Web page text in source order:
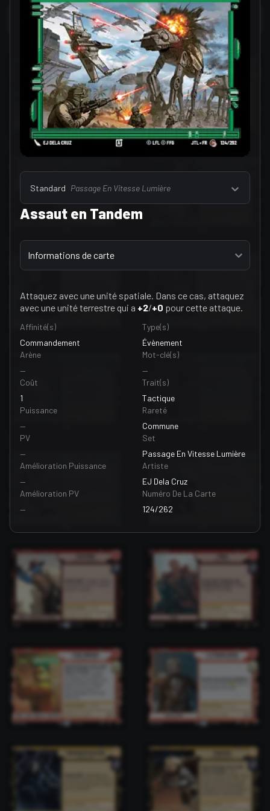
Sélectionner un onglet
Leaders (172)
Standard Passage En Vitesse Lumière
Assaut en Tandem
Sélectionner un onglet
Informations de carte
Attaquez avec une unité spatiale. Dans ce cas, attaquez
avec une unité terrestre qui a +2/+0 pour cette attaque.
Affinité(s)
Commandement
Arène
—
Coût
1
Puissance
—
PV
—
Amélioration Puissance
—
Amélioration PV
—
Type(s)
Évènement
Mot-clé(s)
—
Trait(s)
Tactique
Rareté
Commune
Set
Passage En Vitesse Lumière
Artiste
EJ Dela Cruz
Numéro De La Carte
124/262